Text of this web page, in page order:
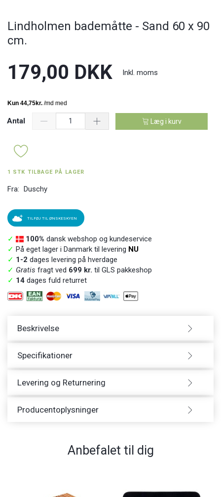
Lindholmen bademåtte - Sand 60 x 90
cm.
179,00 DKK Inkl. moms
Antal Læg i kurv
1 STK TILBAGE PÅ LAGER
Fra: Duschy
TILFØJ TIL ØNSKESKYEN
✓ 100% dansk webshop og kundeservice
✓ På eget lager i Danmark til levering NU
✓ 1-2 dages levering på hverdage
✓ Gratis fragt ved 699 kr. til GLS pakkeshop
✓ 14 dages fuld returret
Beskrivelse
Specifikationer
Levering og Returnering
Producentoplysninger
Anbefalet til dig